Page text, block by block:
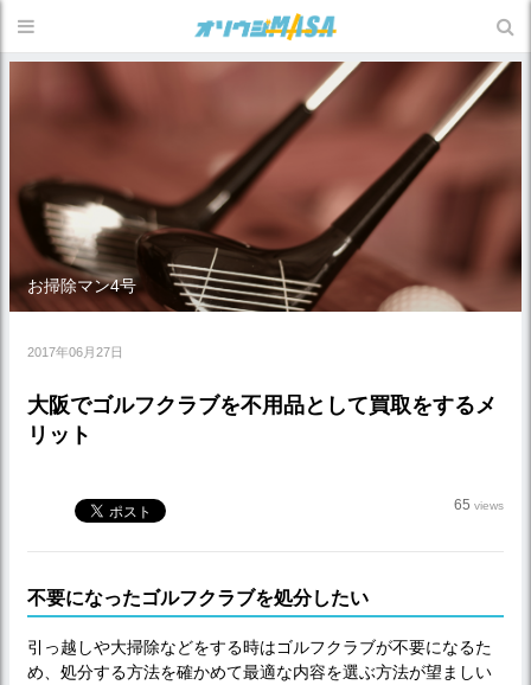
お掃除マン4号
2017年06月27日
大阪でゴルフクラブを不用品として買取をするメ
リット
65 views
不要になったゴルフクラブを処分したい
引っ越しや大掃除などをする時はゴルフクラブが不要になるた
め、処分する方法を確かめて最適な内容を選ぶ方法が望ましい